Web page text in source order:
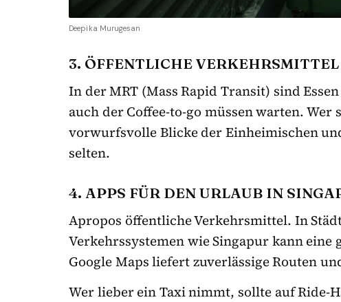
Deepika Murugesan
3. ÖFFENTLICHE
In der MRT (Mass Rapid Transit) sind
auch der Coffee-to-go müssen warten.
vorwurfsvolle Blicke der Einheimischen
selten.
4. APPS FÜR DEN URLAUB IN
Apropos öffentliche Verkehrsmittel. In
Verkehrssystemen wie Singapur kann eine
Google Maps liefert zuverlässige Routen
Wer lieber ein Taxi nimmt, sollte auf Ride-